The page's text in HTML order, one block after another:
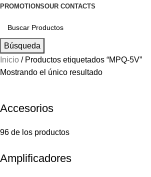
PROMOTIONSOUR CONTACTS
Búsqueda
Inicio
Productos etiquetados “MPQ-5V”
Mostrando el único resultado
Accesorios
96 de los productos
Amplificadores